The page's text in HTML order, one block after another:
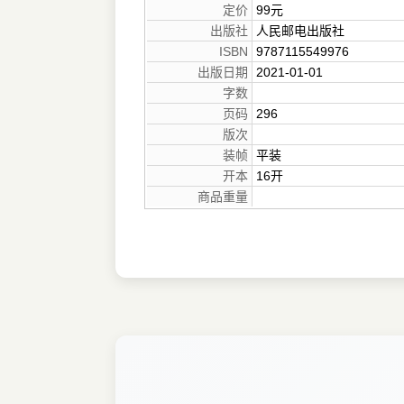
定价 99元
出版社
人民邮电出版社
ISBN
9787115549976
出版日期
2021-01-01
字数
页码
296
版次
装帧 平装
开本
16开
商品重量